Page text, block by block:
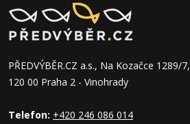
PŘEDVÝBĚR.CZ a.s., Na Kozačce 1289/7,
120 00 Praha 2 - Vinohrady
Telefon: +420 246 086 014